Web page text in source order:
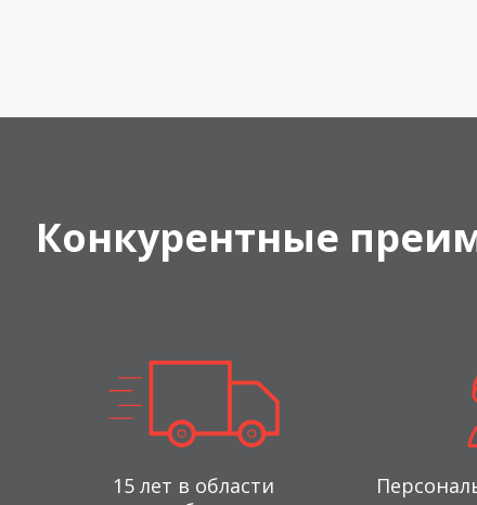
Конкурентные
15 лет в области